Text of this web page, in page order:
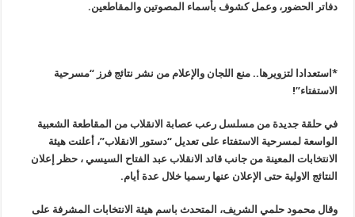
دفاتر الحضور، وعمل كشوف بأسماء المصوتين والمقاطعين.
* استعدادا لتزويرها.. منع اللجان والإعلام من نشر نتائج فرز “مسرحية
الاستفتاء”!
في حلقة جديدة من مسلسل رعب عصابة الانقلاب من المقاطعة الشعبية
الواسعة لمسرحية الاستفتاء على تعديل “دستور الانقلاب”، أعلنت هيئة
الانتخابات المعينة من جانب قائد الانقلاب عبد الفتاح السيسي ، حظر إعلان
النتائج الاولية حتى الإعلان عنها رسميا خلال عدة أيام.
وقال محمود حلمي الشريف، المتحدث باسم هيئة الانتخابات المشرفة على